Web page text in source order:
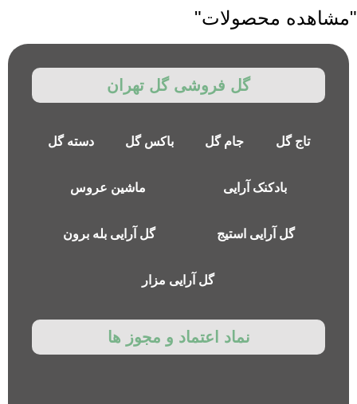
"مشاهده محصولات"
گل فروشی گل تهران
تاج گل جام گل باکس گل دسته گل
بادکنک آرایی ماشین عروس
گل آرایی استیج گل آرایی بله برون
گل آرایی مزار
نماد اعتماد و مجوز ها